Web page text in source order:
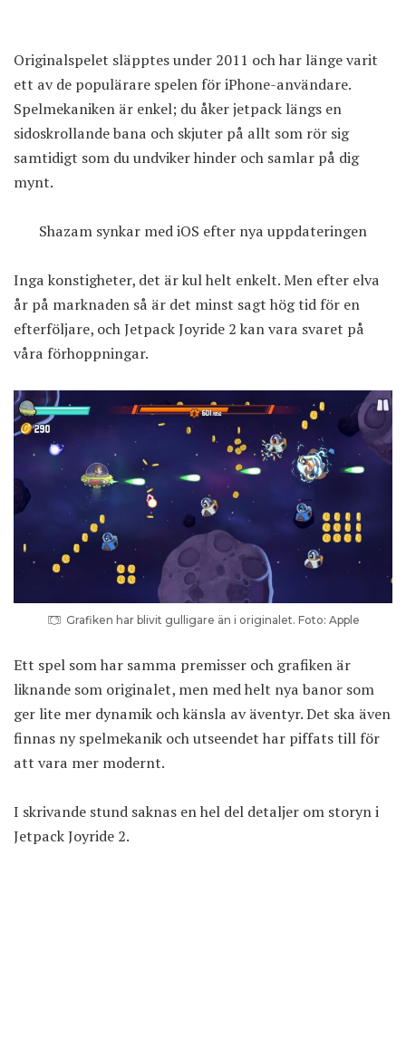
Originalspelet släpptes under 2011 och har länge varit
ett av de populärare spelen för iPhone-användare.
Spelmekaniken är enkel; du åker jetpack längs en
sidoskrollande bana och skjuter på allt som rör sig
samtidigt som du undviker hinder och samlar på dig
mynt.
Shazam synkar med iOS efter nya uppdateringen
Inga konstigheter, det är kul helt enkelt. Men efter elva
år på marknaden så är det minst sagt hög tid för en
efterföljare, och Jetpack Joyride 2 kan vara svaret på
våra förhoppningar.
Grafiken har blivit gulligare än i originalet. Foto: Apple
Ett spel som har samma premisser och grafiken är
liknande som originalet, men med helt nya banor som
ger lite mer dynamik och känsla av äventyr. Det ska även
finnas ny spelmekanik och utseendet har piffats till för
att vara mer modernt.
I skrivande stund saknas en hel del detaljer om storyn i
Jetpack Joyride 2.